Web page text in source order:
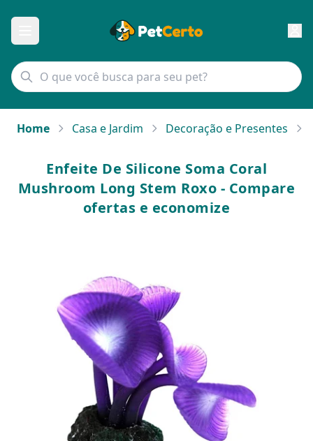
Home Casa e Jardim Decoração e Presentes
Enfeite De Silicone Soma Coral
Mushroom Long Stem Roxo - Compare
ofertas e economize